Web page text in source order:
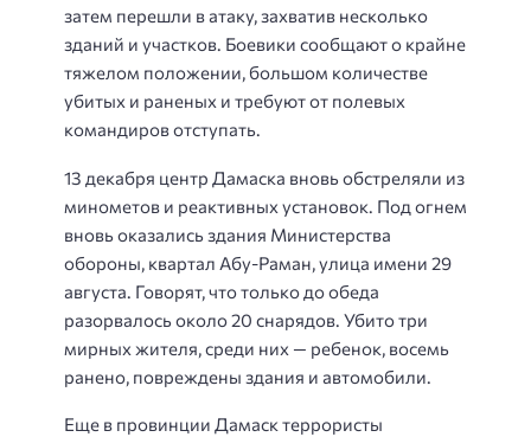
затем перешли в атаку, захватив несколько
зданий и участков. Боевики сообщают о крайне
тяжелом положении, большом количестве
убитых и раненых и требуют от полевых
командиров отступать.
13 декабря центр Дамаска вновь обстреляли из
минометов и реактивных установок. Под огнем
вновь оказались здания Министерства
обороны, квартал Абу-Раман, улица имени 29
августа. Говорят, что только до обеда
разорвалось около 20 снарядов. Убито три
мирных жителя, среди них — ребенок, восемь
ранено, повреждены здания и автомобили.
Еще в провинции Дамаск террористы